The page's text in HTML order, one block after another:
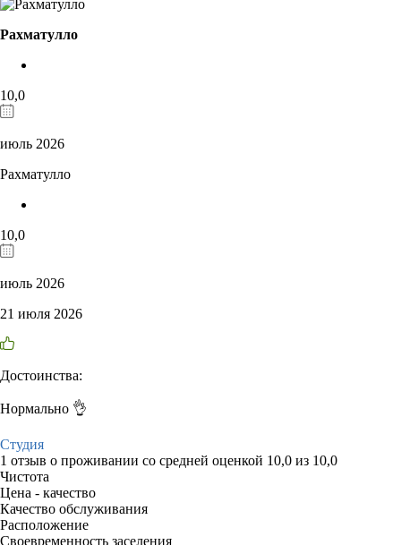
Рахматулло
10,0
июль 2026
Рахматулло
10,0
июль 2026
21 июля 2026
Достоинства:
Нормально 👌
Студия
1 отзыв о проживании со средней оценкой 10,0 из 10,0
Чистота
Цена - качество
Качество обслуживания
Расположение
Своевременность заселения